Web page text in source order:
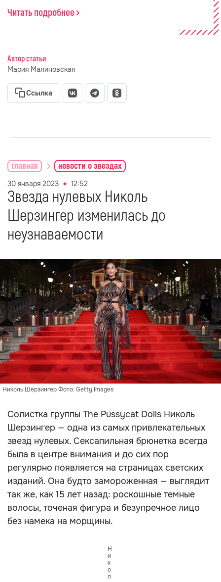
Читать подробнее
Автор статьи
Мария Малиновская
Ссылка
главная новости о звездах
30 января 2023 12:52
Звезда нулевых Николь
Шерзингер изменилась до
неузнаваемости
Николь Шерзингер Фото: Getty Images
Солистка группы The Pussycat Dolls Николь
Шерзингер — одна из самых привлекательных
звезд нулевых. Сексапильная брюнетка всегда
была в центре внимания и до сих пор
регулярно появляется на страницах светских
изданий. Она будто замороженная — выглядит
так же, как 15 лет назад: роскошные темные
волосы, точеная фигура и безупречное лицо
без намека на морщины.
Н
и
к
о
л